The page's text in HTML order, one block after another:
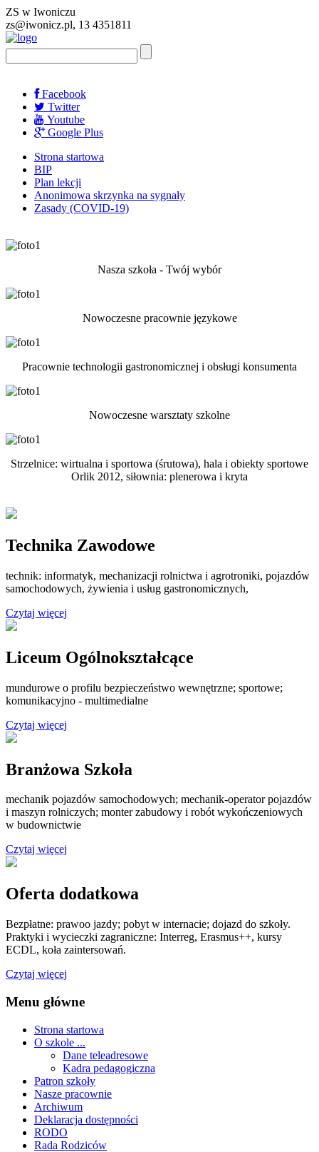
ZS w Iwoniczu
zs@iwonicz.pl, 13 4351811
Facebook
Twitter
Youtube
Google Plus
Strona startowa
BIP
Plan lekcji
Anonimowa skrzynka na sygnały
Zasady (COVID-19)
Nasza szkoła - Twój wybór
Nowoczesne pracownie językowe
Pracownie technologii gastronomicznej i obsługi konsumenta
Nowoczesne warsztaty szkolne
Strzelnice: wirtualna i sportowa (śrutowa), hala i obiekty sportowe
Orlik 2012, siłownia: plenerowa i kryta
Technika Zawodowe
technik: informatyk, mechanizacji rolnictwa i agrotroniki, pojazdów
samochodowych, żywienia i usług gastronomicznych,
Czytaj więcej
Liceum Ogólnokształcące
mundurowe o profilu bezpieczeństwo wewnętrzne; sportowe;
komunikacyjno - multimedialne
Czytaj więcej
Branżowa Szkoła
mechanik pojazdów samochodowych; mechanik-operator pojazdów
i maszyn rolniczych; monter zabudowy i robót wykończeniowych
w budownictwie
Czytaj więcej
Oferta dodatkowa
Bezpłatne: prawoo jazdy; pobyt w internacie; dojazd do szkoły.
Praktyki i wycieczki zagraniczne: Interreg, Erasmus++, kursy
ECDL, koła zaintersowań.
Czytaj więcej
Menu główne
Strona startowa
O szkole ...
Dane teleadresowe
Kadra pedagogiczna
Patron szkoły
Nasze pracownie
Archiwum
Deklaracja dostępności
RODO
Rada Rodziców